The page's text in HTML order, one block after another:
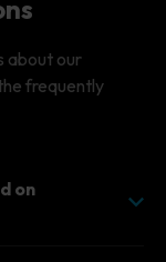
about our
frequently
on